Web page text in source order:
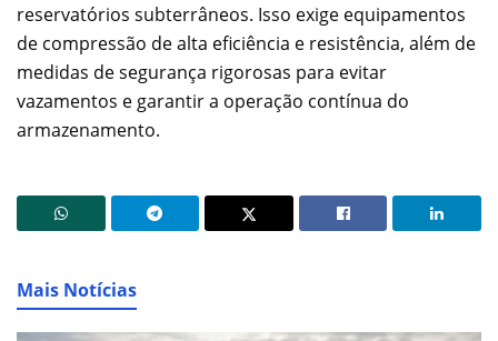
reservatórios subterrâneos. Isso exige equipamentos
de compressão de alta eficiência e resistência, além de
medidas de segurança rigorosas para evitar
vazamentos e garantir a operação contínua do
armazenamento.
Mais Notícias